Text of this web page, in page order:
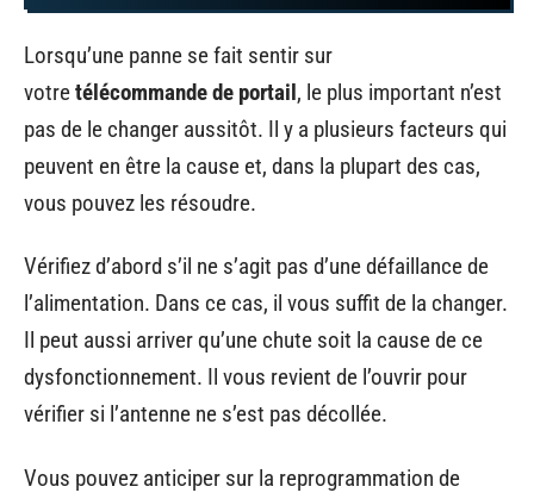
Lorsqu’une panne se fait sentir sur
votretélécommande de portail, le plus important n’est
pas de le changer aussitôt. Il y a plusieurs facteurs qui
peuvent en être la cause et, dans la plupart des cas,
vous pouvez les résoudre.
Vérifiez d’abord s’il ne s’agit pas d’une défaillance de
l’alimentation. Dans ce cas, il vous suffit de la changer.
Il peut aussi arriver qu’une chute soit la cause de ce
dysfonctionnement. Il vous revient de l’ouvrir pour
vérifier si l’antenne ne s’est pas décollée.
Vous pouvez anticiper sur la reprogrammation de